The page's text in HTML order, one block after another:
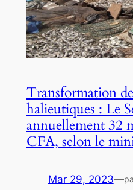
Transformation
halieutiques : Le
annuellement 32
CFA, selon le
Mar 29, 2023—